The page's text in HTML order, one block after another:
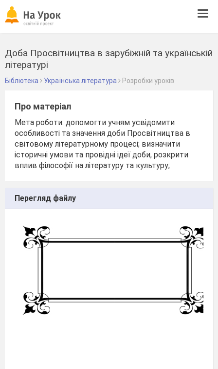
Доба Просвітництва в зарубіжній та українській
літературі
Бібліотека Українська література Розробки уроків
Про матеріал
Мета роботи: допомогти учням усвідомити
особливості та значення доби Просвітництва в
світовому літературному процесі; визначити
історичні умови та провідні ідеї доби, розкрити
вплив філософії на літературу та культуру;
Перегляд файлу